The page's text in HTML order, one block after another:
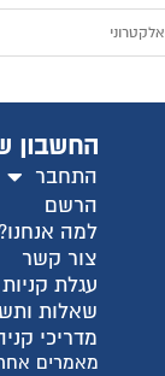
החשבון
התחבר
הרשם
למה
צור קשר
עגלת קניות
שאלות
מדריכי
מאמרים